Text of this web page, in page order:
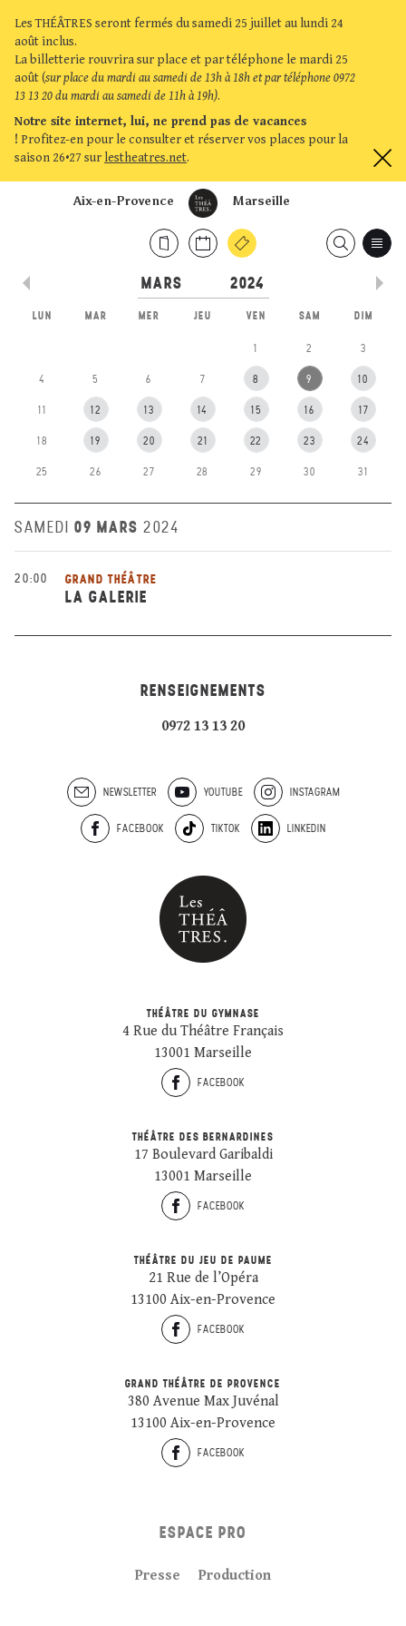
Les THÉÂTRES seront fermés du samedi 25 juillet au lundi 24
août inclus.
La billetterie rouvrira sur place et par téléphone le mardi 25
août (sur place du mardi au samedi de 13h à 18h et par téléphone 0972
13 13 20 du mardi au samedi de 11h à 19h).
Notre site internet, lui, ne prend pas de vacances
! Profitez-en pour le consulter et réserver vos places pour la
saison 26•27 sur lestheatres.net.
Marseille
Aix-en-Provence
LUN MAR MER JEU VEN SAM DIM
1 2 3
4 5 6 7 8 9 10
11 12 13 14 15 16 17
18 19 20 21 22 23 24
25 26 27 28 29 30 31
SAMEDI 09 MARS 2024
20:00 GRAND THÉÂTRE
LA GALERIE
RENSEIGNEMENTS
0972 13 13 20
NEWSLETTER YOUTUBE INSTAGRAM
FACEBOOK TIKTOK LINKEDIN
THÉÂTRE DU GYMNASE
4 Rue du Théâtre Français
13001 Marseille
FACEBOOK
THÉÂTRE DES BERNARDINES
17 Boulevard Garibaldi
13001 Marseille
FACEBOOK
THÉÂTRE DU JEU DE PAUME
21 Rue de l’Opéra
13100 Aix-en-Provence
FACEBOOK
GRAND THÉÂTRE DE PROVENCE
380 Avenue Max Juvénal
13100 Aix-en-Provence
FACEBOOK
ESPACE PRO
Presse Production